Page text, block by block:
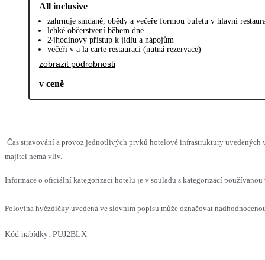
All inclusive
zahrnuje snídaně, obědy a večeře formou bufetu v hlavní
lehké občerstvení během dne
24hodinový přístup k jídlu a nápojům
večeři v a la carte restauraci (nutná rezervace)
zobrazit podrobnosti
v ceně
Čas stravování a provoz jednotlivých prvků hotelové infrastruktury uvedených
majitel nemá vliv.
Informace o oficiální kategorizaci hotelu je v souladu s kategorizací
Polovina hvězdičky uvedená ve slovním popisu může označovat
Kód nabídky: PUJ2BLX